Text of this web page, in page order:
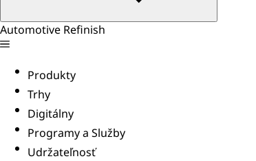
Automotive Refinish
Produkty
Trhy
Digitálny
Programy a Služby
Udržateľnosť